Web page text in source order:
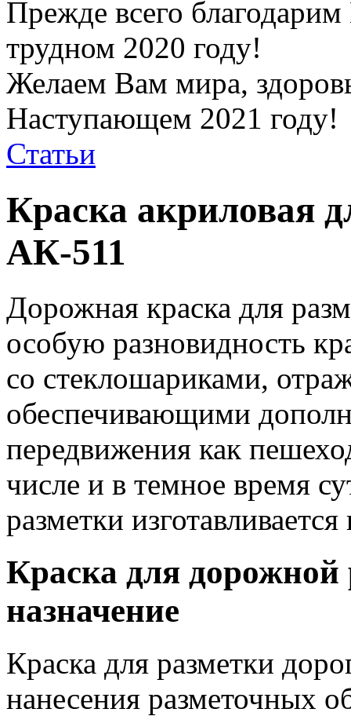
Прежде всего благодарим
трудном 2020 году!
Желаем Вам мира,
Наступающем 2021 году!
Статьи
Краска акриловая
АК-511
Дорожная краска для
особую разновидность
со стеклошариками,
обеспечивающими
передвижения как
числе и в темное время
разметки
Краска для дорожной
назначение
Краска для разметки
нанесения разметочных